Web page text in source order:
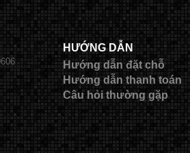
HƯỚNG DẪN
Hướng dẫn đặt chỗ
Hướng dẫn thanh toán
Câu hỏi thường gặp